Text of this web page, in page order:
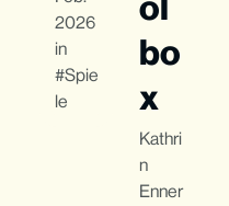
2026
in
Spie
le
bo
x
Kathri
n
Enner